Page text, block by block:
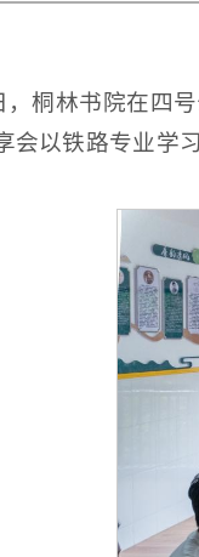
，桐林书院在四
会以铁路专业学